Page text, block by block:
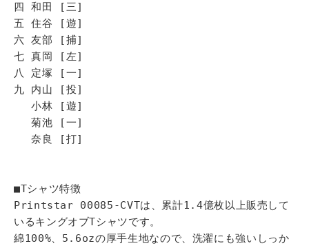
四 和田 [三]
五 住谷 [遊]
六 友部 [捕]
七 真岡 [左]
八 定塚 [一]
九 内山 [投]
小林 [遊]
菊池 [一]
奈良 [打]
■Tシャツ特徴
Printstar 00085-CVTは、累計1.4億枚以上販売して
いるキングオブTシャツです。
綿100%、5.6ozの厚手生地なので、洗濯にも強いしっか